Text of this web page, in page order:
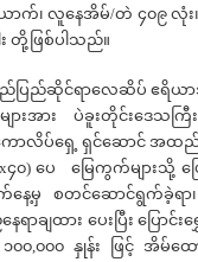
က်၊ လူနေအိမ်/တဲ ၄၀၉ လုံး၊
း တို့ဖြစ်ပါသည်။
ြည်ဆိုင်ရာလေဆိပ် ဧရိယာ
ားအား ပဲခူးတိုင်းဒေသက
ကောလိပ်ရှေ့ ရှင်ဆောင် အထ
၀) ပေ မြေကွက်များသို့ ပြ
နေ့မှ စတင်ဆောင်ရွက်ခဲ့ရာ၊
ေရာချထား ပေးပြီး ပြော
၀,၀၀၀ နှုန်း ဖြင့် အိမ်ထေ